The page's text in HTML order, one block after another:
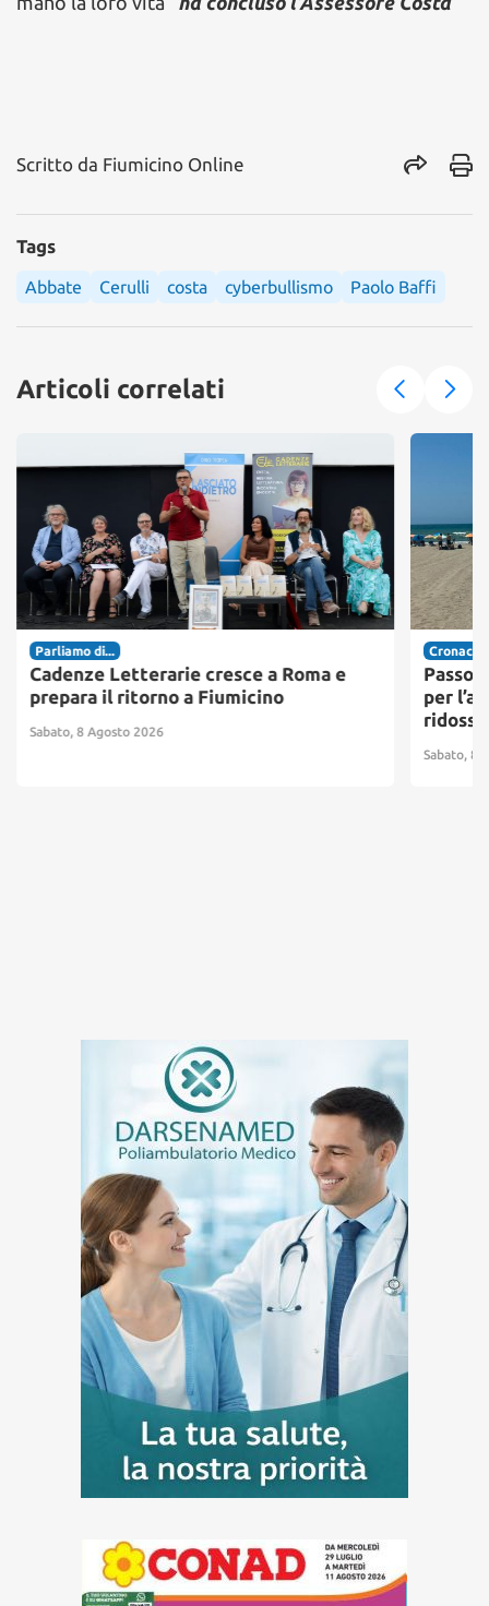
Scritto da Fiumicino Online
Tags
Abbate Cerulli costa cyberbullismo Paolo Baffi
Articoli correlati
Parliamo di...
Cadenze Letterarie cresce a Roma e
prepara il ritorno a Fiumicino
Sabato, 8 Agosto 2026
Cronaca
per
Sabato, 8